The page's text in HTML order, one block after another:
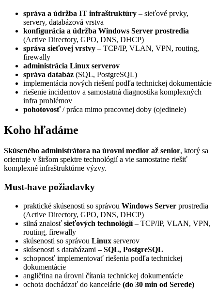
správa a údržba IT infraštruktúry – sieťové prvky,
servery, databázová vrstva
konfigurácia a údržba Windows Server prostredia
(Active Directory, GPO, DNS, DHCP)
správa sieťovej vrstvy – TCP/IP, VLAN, VPN, routing,
firewally
administrácia Linux serverov
správa databáz (SQL, PostgreSQL)
implementácia nových riešení podľa technickej dokumentácie
riešenie incidentov a samostatná diagnostika komplexných
infra problémov
pohotovosť/ práca mimo pracovnej doby (ojedinele)
Koho hľadáme
Skúseného administrátora na úrovni medior až senior, ktorý sa
orientuje v širšom spektre technológií a vie samostatne riešiť
komplexné infraštruktúrne výzvy.
Must-have požiadavky
praktické skúsenosti so správou Windows Server prostredia
(Active Directory, GPO, DNS, DHCP)
silná znalosť sieťových technológií– TCP/IP, VLAN, VPN,
routing, firewally
skúsenosti so správou Linux serverov
skúsenosti s databázami – SQL, PostgreSQL
schopnosť implementovať riešenia podľa technickej
dokumentácie
angličtina na úrovni čítania technickej dokumentácie
ochota dochádzať do kancelárie (do 30 min od Serede)